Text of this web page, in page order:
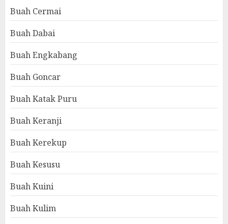
Buah Cermai
Buah Dabai
Buah Engkabang
Buah Goncar
Buah Katak Puru
Buah Keranji
Buah Kerekup
Buah Kesusu
Buah Kuini
Buah Kulim